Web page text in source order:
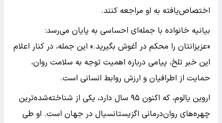
اختصاص‌یافته به او مراجعه کنند.
بیانیه خانواده با جمله‌ای احساسی به پایان می‌رسد:
«عزیزانتان را محکم در آغوش بگیرید.» این جمله، در کنار اعلام
این خبر تلخ، پیامی درباره اهمیت توجه به سلامت روان،
حمایت از اطرافیان و ارزش روابط انسانی است.
اروین یالوم، که اکنون ۹۵ سال دارد، یکی از شناخته‌شده‌ترین
چهره‌های روان‌درمانی اگزیستانسیال در جهان است. او طی